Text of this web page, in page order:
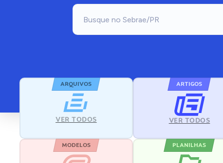
ARQUIVOS
VER TODOS
ARTIGOS
VER TODOS
MODELOS PLANILHAS